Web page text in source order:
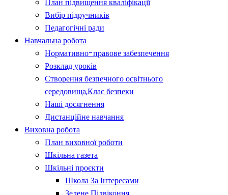
Вибір підручників
Педагогічні ради
Навчальна робота
Нормативно-правове забезпечення
Розклад уроків
Створення безпечного освітнього
середовища,Клас безпеки
Наші досягнення
Дистанційне навчання
Виховна робота
План виховної роботи
Шкільна газета
Шкільні проєкти
Школа За Інтересами